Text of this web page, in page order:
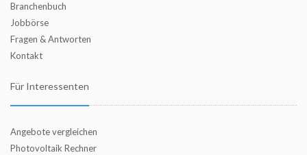
Branchenbuch
Jobbörse
Fragen & Antworten
Kontakt
Für Interessenten
Angebote vergleichen
Photovoltaik Rechner